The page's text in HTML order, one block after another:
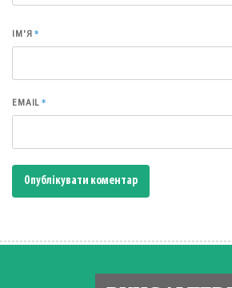
ІМ'Я*
EMAIL*